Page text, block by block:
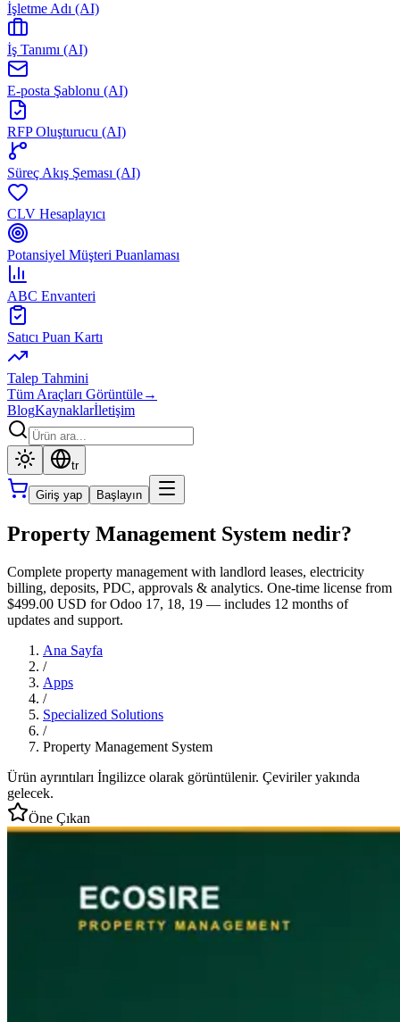
İşletme Adı (AI)
İş Tanımı (AI)
E-posta Şablonu (AI)
RFP Oluşturucu (AI)
Süreç Akış Şeması (AI)
CLV Hesaplayıcı
Potansiyel Müşteri Puanlaması
ABC Envanteri
Satıcı Puan Kartı
Talep Tahmini
Tüm Araçları Görüntüle→
BlogKaynaklarİletişim
tr
Giriş yap Başlayın
Property Management System nedir?
Complete property management with landlord leases, electricity
billing, deposits, PDC, approvals & analytics. One-time license from
$499.00 USD for Odoo 17, 18, 19 — includes 12 months of
updates and support.
Ana Sayfa
/
Apps
/
Specialized Solutions
/
Property Management System
Ürün ayrıntıları İngilizce olarak görüntülenir. Çeviriler yakında
gelecek.
Öne Çıkan